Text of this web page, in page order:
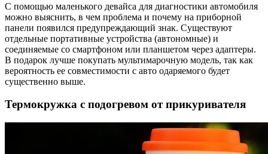
С помощью маленького девайса для диагностики автомобиля
можно выяснить, в чем проблема и почему на приборной
панели появился предупреждающий знак. Существуют
отдельные портативные устройства (автономные) и
соединяемые со смартфоном или планшетом через адаптеры.
В подарок лучше покупать мультимарочную модель, так как
вероятность ее совместимости с авто одаряемого будет
существенно выше.
Термокружка с подогревом от прикуривателя